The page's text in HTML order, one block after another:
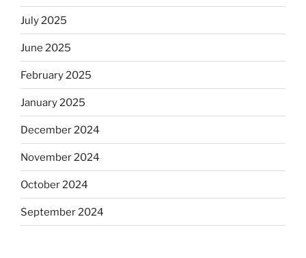
July 2025
June 2025
February 2025
January 2025
December 2024
November 2024
October 2024
September 2024